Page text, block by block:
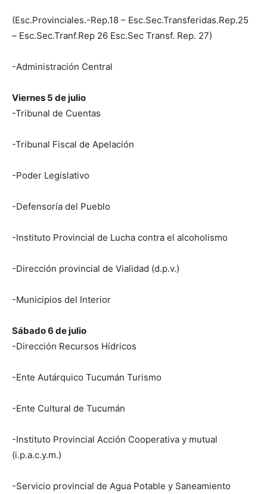
(Esc.Provinciales.-Rep.18 – Esc.Sec.Transferidas.Rep.25
– Esc.Sec.Tranf.Rep 26 Esc.Sec Transf. Rep. 27)
-Administración Central
Viernes 5 de julio
-Tribunal de Cuentas
-Tribunal Fiscal de Apelación
-Poder Legislativo
-Defensoría del Pueblo
-Instituto Provincial de Lucha contra el alcoholismo
-Dirección provincial de Vialidad (d.p.v.)
-Municipios del Interior
Sábado 6 de julio
-Dirección Recursos Hídricos
-Ente Autárquico Tucumán Turismo
-Ente Cultural de Tucumán
-Instituto Provincial Acción Cooperativa y mutual
(i.p.a.c.y.m.)
-Servicio provincial de Agua Potable y Saneamiento